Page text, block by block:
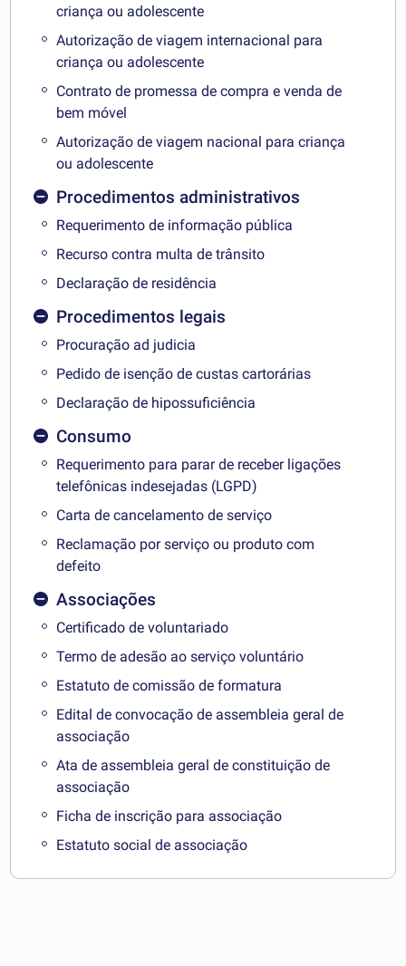
criança ou adolescente
Autorização de viagem internacional para
criança ou adolescente
Contrato de promessa de compra e venda de
bem móvel
Autorização de viagem nacional para criança
ou adolescente
Procedimentos administrativos
Requerimento de informação pública
Recurso contra multa de trânsito
Declaração de residência
Procedimentos legais
Procuração ad judicia
Pedido de isenção de custas cartorárias
Declaração de hipossuficiência
Consumo
Requerimento para parar de receber ligações
telefônicas indesejadas (LGPD)
Carta de cancelamento de serviço
Reclamação por serviço ou produto com
defeito
Associações
Certificado de voluntariado
Termo de adesão ao serviço voluntário
Estatuto de comissão de formatura
Edital de convocação de assembleia geral de
associação
Ata de assembleia geral de constituição de
associação
Ficha de inscrição para associação
Estatuto social de associação